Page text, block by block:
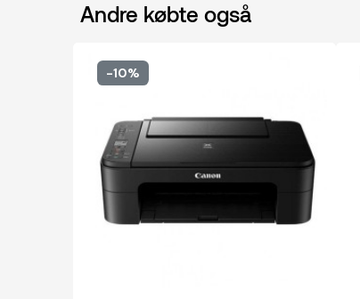
Andre købte også
-10%